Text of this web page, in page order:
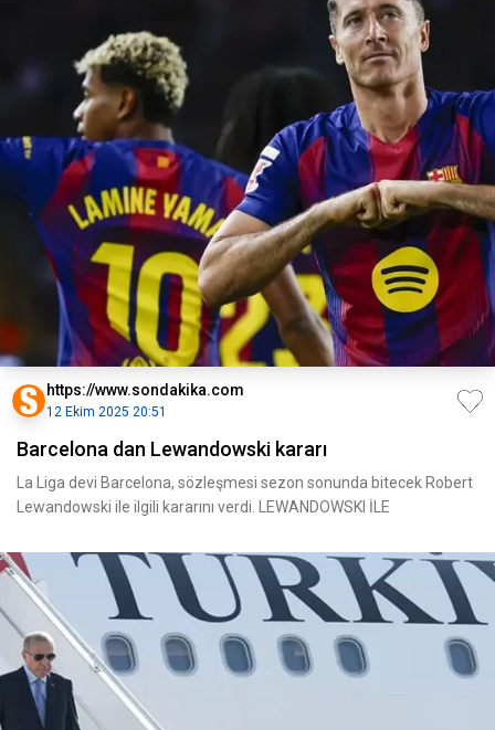
https://www.sondakika.com
12 Ekim 2025 20:51
Barcelona dan Lewandowski kararı
La Liga devi Barcelona, sözleşmesi sezon sonunda bitecek Robert
Lewandowski ile ilgili kararını verdi. LEWANDOWSKI İLE